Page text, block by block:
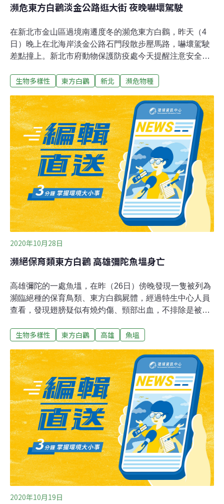
瀕危東方白鸛淡金公路逛大街 夜晚嚇壞駕駛
在新北市金山區過境南遷度冬的瀕危東方白鸛，昨天（4
日）晚上在北海岸淡金公路石門段散步壓馬路，嚇壞駕駛
差點撞上。新北市府動物保護防疫處今天提醒注意安全，
型涉禽，屬鸛科鸛屬。與白鸛是近親，但比白鸛更大，除
危的物種，每年冬天南遷度冬，在台灣屬稀有冬候鳥。市
府說，已有2隻東方白鸛往三芝區方向飛去，研判昨晚民
眾在淡金公路石門段看見的就是東方白鸛。提醒鳥友，賞
鳥需保持適當距離，遵守不接觸、不餵食、不驚嚇的「三
不」原則。如有侵犯、騷擾行為，將依野生動物保育法查
處。
生物多樣性 東方白鸛 新北 瀕危物種
2020年10月28日
瀕絕保育類東方白鸛 高雄彌陀魚塭身亡
高雄彌陀的一處魚塭，在昨（26日）傍晚發現一隻被列為
瀕臨絕種的保育鳥類、東方白鸛屍體，經過特生中心人員
查看，發現翅膀疑似有燒灼傷、頸部出血，不排除是被電
在高雄彌陀一處魚塭的保育鳥類「東方白鸛」，這隻鳥被
腳環。二週前牠飛來台灣作客，由於雙翅黑白分明，有如
鋼琴琴鍵，十分優雅，吸引鳥友爭相拍攝。不過，鳥友26
日傍晚獲知牠定位不動，擔心出事，徹夜追蹤守護，結果
卻是命喪台灣。由於本月中旬在雲林麥寮濁水溪出海口，
也有鳥友拍到一隻東方白鸛的嘴部，疑似套著人類廢棄
物，可能影響進食、危及生命，這次東方白鸛死亡的消息
傳開後，甚至有鳥友難過落淚，鳥友因此呼籲政府投入資
源，保護這瀕臨絕種的鳥類。
生物多樣性 東方白鸛 高雄 魚塭
2020年10月19日